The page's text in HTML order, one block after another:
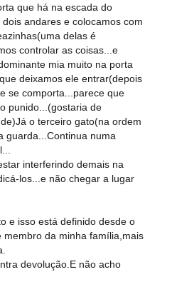
que há na escada do
andares e colocamos com
delas é
controlar as coisas...e
mia muito na porta
deixamos ele entrar(depois
se comporta...parece que
punido...(gostaria de
o terceiro gato(na ordem
guarda...Continua numa
interferindo demais na
los...e não chegar a lugar
e isso está definido desde o
membro da minha família,mais
devolução.E não acho